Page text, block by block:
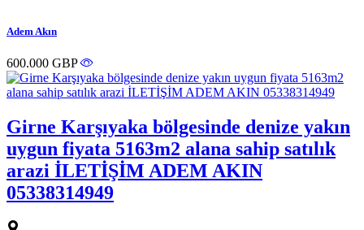
Adem Akın
600.000 GBP
Girne Karşıyaka bölgesinde denize yakın
uygun fiyata 5163m2 alana sahip satılık
arazi İLETİŞİM ADEM AKIN
05338314949